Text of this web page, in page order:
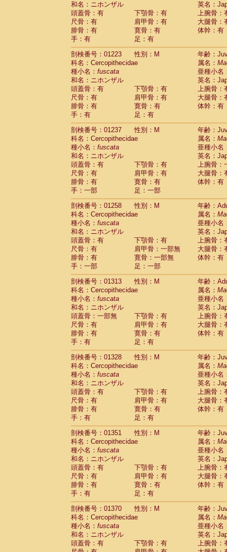
和名：ニホンザル
英名：
頭蓋骨：有
下顎骨：有
上腕骨：
尺骨：有
肩甲骨：有
大腿骨：
腓骨：有
寛骨：有
体幹：有
手：有
足：有
剖検番号：01223
性別：M
年齢：
科名：Cercopithecidae
属名：
種小名： fuscata
亜種小名
和名：ニホンザル
英名：
頭蓋骨：有
下顎骨：有
上腕骨：
尺骨：有
肩甲骨：有
大腿骨：
腓骨：有
寛骨：有
体幹：有
手：有
足：有
剖検番号：01237
性別：M
年齢：
科名：Cercopithecidae
属名：
種小名： fuscata
亜種小名
和名：ニホンザル
英名：
頭蓋骨：有
下顎骨：有
上腕骨：
尺骨：有
肩甲骨：有
大腿骨：
腓骨：有
寛骨：有
体幹：有
手：一部
足：一部
剖検番号：01258
性別：M
年齢：
科名：Cercopithecidae
属名：
種小名： fuscata
亜種小名
和名：ニホンザル
英名：
頭蓋骨：有
下顎骨：有
上腕骨：
尺骨：有
肩甲骨：一部無
大腿骨：
腓骨：有
寛骨：一部無
体幹：有
手：一部
足：一部
剖検番号：01313
性別：M
年齢：
科名：Cercopithecidae
属名：
種小名： fuscata
亜種小名
和名：ニホンザル
英名：
頭蓋骨：一部無
下顎骨：有
上腕骨：
尺骨：有
肩甲骨：有
大腿骨：
腓骨：有
寛骨：有
体幹：有
手：有
足：有
剖検番号：01328
性別：M
年齢：
科名：Cercopithecidae
属名：
種小名： fuscata
亜種小名
和名：ニホンザル
英名：
頭蓋骨：有
下顎骨：有
上腕骨：
尺骨：有
肩甲骨：有
大腿骨：
腓骨：有
寛骨：有
体幹：有
手：有
足：有
剖検番号：01351
性別：M
年齢：
科名：Cercopithecidae
属名：
種小名： fuscata
亜種小名
和名：ニホンザル
英名：
頭蓋骨：有
下顎骨：有
上腕骨：
尺骨：有
肩甲骨：有
大腿骨：
腓骨：有
寛骨：有
体幹：有
手：有
足：有
剖検番号：01370
性別：M
年齢：
科名：Cercopithecidae
属名：
種小名： fuscata
亜種小名
和名：ニホンザル
英名：
頭蓋骨：有
下顎骨：有
上腕骨：